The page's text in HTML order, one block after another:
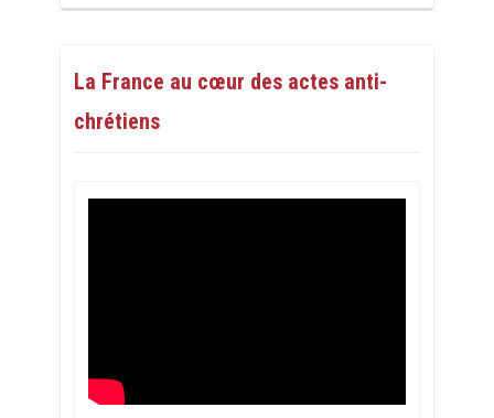
La France au cœur des actes anti-
chrétiens